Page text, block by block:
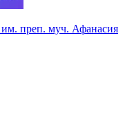
преп. муч. Афанасия